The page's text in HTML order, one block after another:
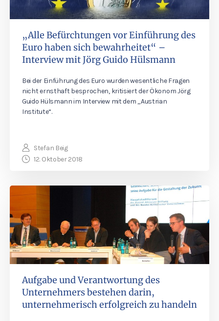
„Alle Befürchtungen vor Einführung des
Euro haben sich bewahrheitet“ –
Interview mit Jörg Guido Hülsmann
Bei der Einführung des Euro wurden wesentliche Fragen
nicht ernsthaft besprochen, kritisiert der Ökonom Jörg
Guido Hülsmann im Interview mit dem „Austrian
Institute“.
Stefan Beig
12. Oktober 2018
Aufgabe und Verantwortung des
Unternehmers bestehen darin,
unternehmerisch erfolgreich zu handeln